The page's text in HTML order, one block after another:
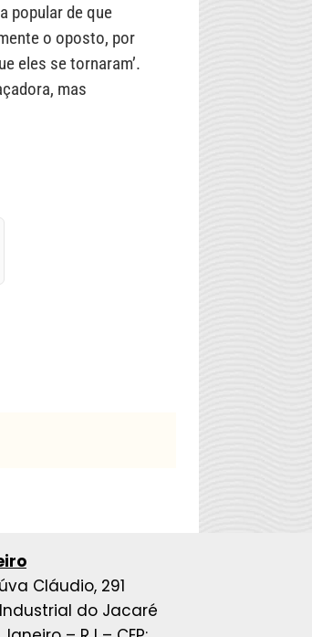
popular de que
o oposto, por
eles se tornaram’.
mas
Cláudio, 291
do Jacaré